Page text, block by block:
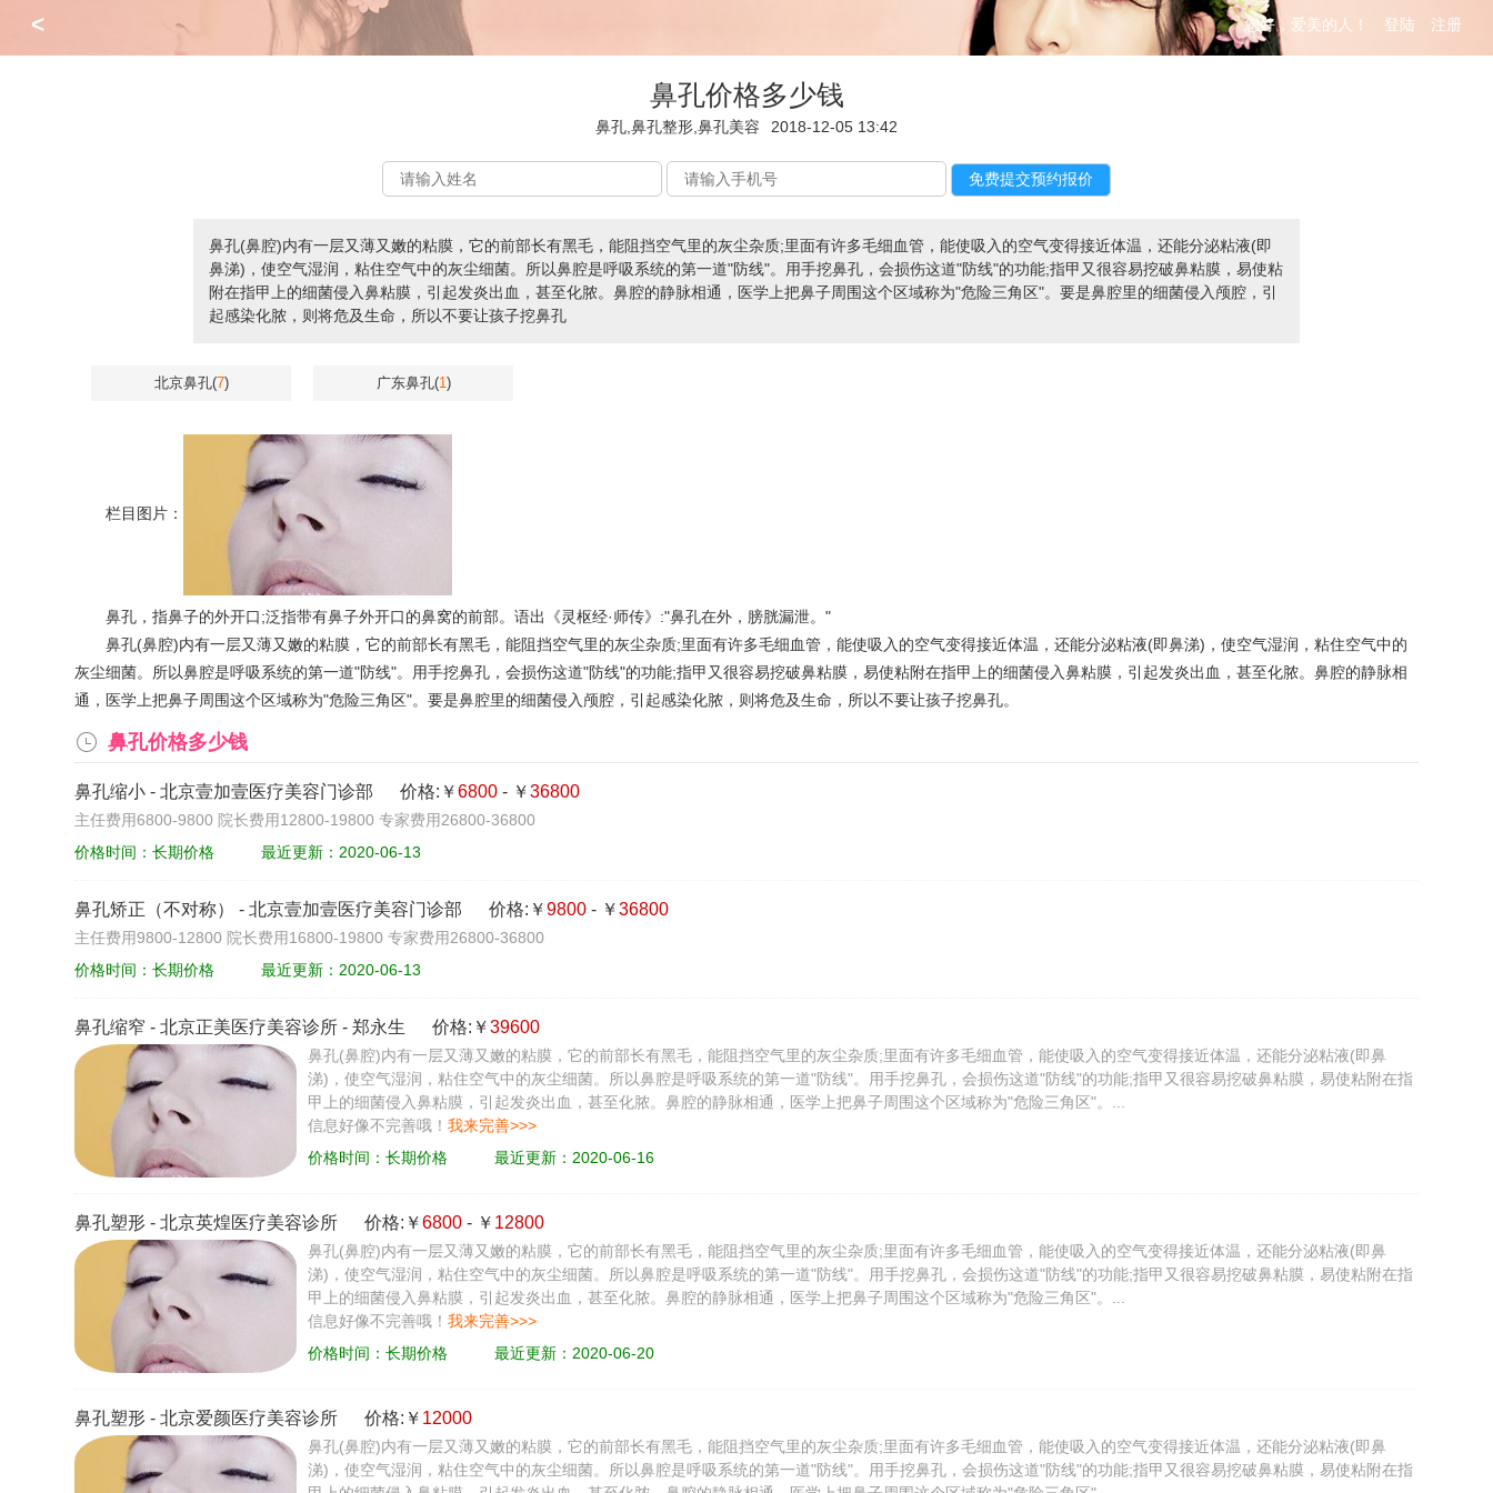
< 您好，爱美的人！ 登陆 注册
鼻孔价格多少钱
鼻孔,鼻孔整形,鼻孔美容 2018-12-05 13:42
鼻孔(鼻腔)内有一层又薄又嫩的粘膜，它的前部长有黑毛，能阻挡空气里的灰尘杂质;里面有许多毛细血管，能使吸入的空气变得接近体温，还能分泌粘液(即
鼻涕)，使空气湿润，粘住空气中的灰尘细菌。所以鼻腔是呼吸系统的第一道"防线"。用手挖鼻孔，会损伤这道"防线"的功能;指甲又很容易挖破鼻粘膜，易使粘
附在指甲上的细菌侵入鼻粘膜，引起发炎出血，甚至化脓。鼻腔的静脉相通，医学上把鼻子周围这个区域称为"危险三角区"。要是鼻腔里的细菌侵入颅腔，引
起感染化脓，则将危及生命，所以不要让孩子挖鼻孔
北京鼻孔(7) 广东鼻孔(1)
栏目图片：
鼻孔，指鼻子的外开口;泛指带有鼻子外开口的鼻窝的前部。语出《灵枢经·师传》:"鼻孔在外，膀胱漏泄。"
鼻孔(鼻腔)内有一层又薄又嫩的粘膜，它的前部长有黑毛，能阻挡空气里的灰尘杂质;里面有许多毛细血管，能使吸入的空气变得接近体温，还能分泌粘液(即鼻涕)，使空气湿润，粘住空气中的
灰尘细菌。所以鼻腔是呼吸系统的第一道"防线"。用手挖鼻孔，会损伤这道"防线"的功能;指甲又很容易挖破鼻粘膜，易使粘附在指甲上的细菌侵入鼻粘膜，引起发炎出血，甚至化脓。鼻腔的静脉相
通，医学上把鼻子周围这个区域称为"危险三角区"。要是鼻腔里的细菌侵入颅腔，引起感染化脓，则将危及生命，所以不要让孩子挖鼻孔。
鼻孔价格多少钱
鼻孔缩小 -北京壹加壹医疗美容门诊部 价格:￥6800 - ￥36800
主任费用6800-9800 院长费用12800-19800 专家费用26800-36800
价格时间：长期价格
最近更新：2020-06-13
鼻孔矫正（不对称） -北京壹加壹医疗美容门诊部 价格:￥9800 - ￥36800
主任费用9800-12800 院长费用16800-19800 专家费用26800-36800
价格时间：长期价格
最近更新：2020-06-13
鼻孔缩窄 -北京正美医疗美容诊所 -郑永生 价格:￥39600
鼻孔(鼻腔)内有一层又薄又嫩的粘膜，它的前部长有黑毛，能阻挡空气里的灰尘杂质;里面有许多毛细血管，能使吸入的空气变得接近体温，还能分泌粘液(即鼻
涕)，使空气湿润，粘住空气中的灰尘细菌。所以鼻腔是呼吸系统的第一道"防线"。用手挖鼻孔，会损伤这道"防线"的功能;指甲又很容易挖破鼻粘膜，易使粘附在指
甲上的细菌侵入鼻粘膜，引起发炎出血，甚至化脓。鼻腔的静脉相通，医学上把鼻子周围这个区域称为"危险三角区"。...
信息好像不完善哦！我来完善>>>
价格时间：长期价格
最近更新：2020-06-16
鼻孔塑形 -北京英煌医疗美容诊所 价格:￥6800 - ￥ 12800
鼻孔(鼻腔)内有一层又薄又嫩的粘膜，它的前部长有黑毛，能阻挡空气里的灰尘杂质;里面有许多毛细血管，能使吸入的空气变得接近体温，还能分泌粘液(即鼻
涕)，使空气湿润，粘住空气中的灰尘细菌。所以鼻腔是呼吸系统的第一道"防线"。用手挖鼻孔，会损伤这道"防线"的功能;指甲又很容易挖破鼻粘膜，易使粘附在指
甲上的细菌侵入鼻粘膜，引起发炎出血，甚至化脓。鼻腔的静脉相通，医学上把鼻子周围这个区域称为"危险三角区"。...
信息好像不完善哦！我来完善>>>
价格时间：长期价格
最近更新：2020-06-20
鼻孔塑形 -北京爱颜医疗美容诊所 价格:￥ 12000
鼻孔(鼻腔)内有一层又薄又嫩的粘膜，它的前部长有黑毛，能阻挡空气里的灰尘杂质;里面有许多毛细血管，能使吸入的空气变得接近体温，还能分泌粘液(即鼻
涕)，使空气湿润，粘住空气中的灰尘细菌。所以鼻腔是呼吸系统的第一道"防线"。用手挖鼻孔，会损伤这道"防线"的功能;指甲又很容易挖破鼻粘膜，易使粘附在指